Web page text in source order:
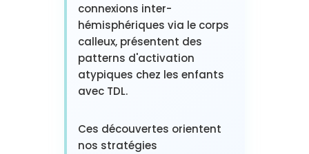
connexions inter-
hémisphériques via le corps
calleux, présentent des
patterns d'activation
atypiques chez les enfants
avec TDL.
Ces découvertes orientent
nos stratégies